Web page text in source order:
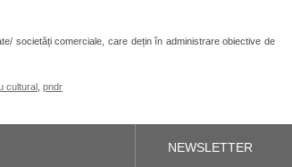
societăți comerciale, care dețin în administrare obiective de
cultural
pndr
NEWSLETTER